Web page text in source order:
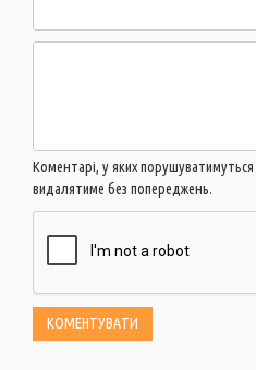
Коментарі, у яких порушуватимуться
видалятиме без попереджень.